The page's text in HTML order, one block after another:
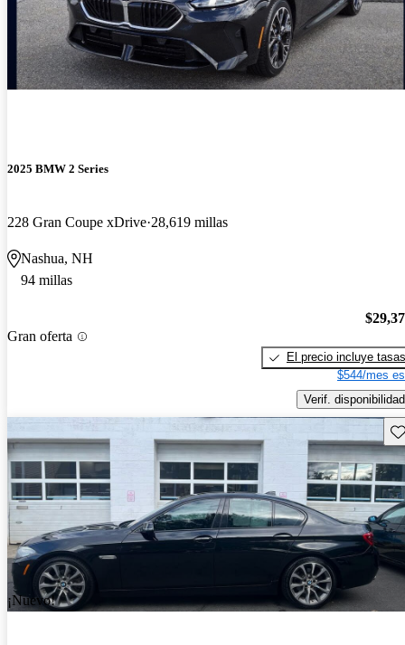
2025 BMW 2 Series
228 Gran Coupe xDrive 28,619 millas
Nashua, NH
94 millas
Gran oferta
El precio incluye tasas
$544/mes
Verif. disponibilidad
¡Nuevo!